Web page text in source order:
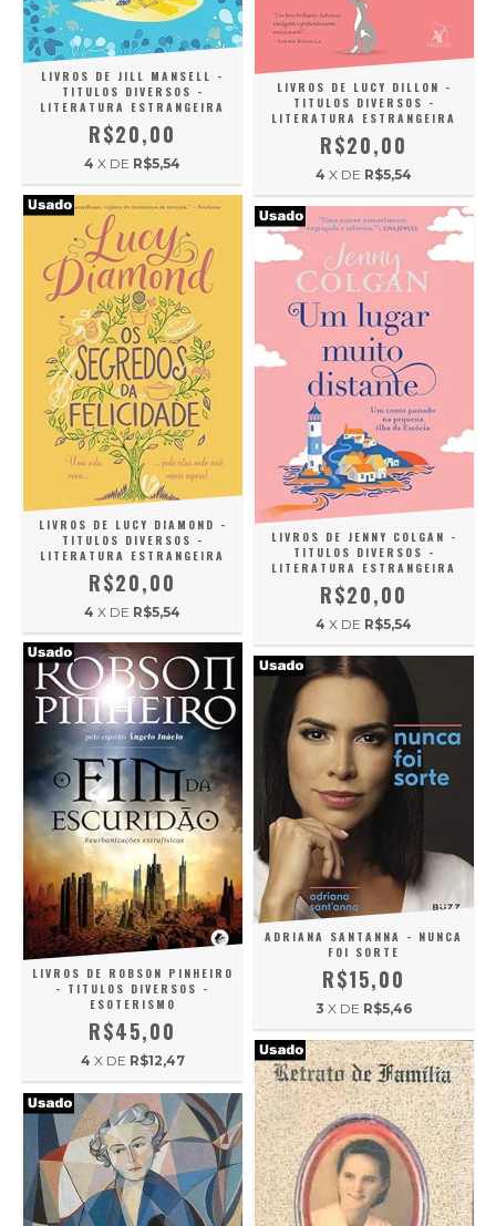
LIVROS DE JILL MANSELL -
TITULOS DIVERSOS -
LITERATURA ESTRANGEIRA
R$20,00
4 X DE R$5,54
LIVROS DE LUCY DILLON -
TITULOS DIVERSOS -
LITERATURA ESTRANGEIRA
R$20,00
4 X DE R$5,54
LIVROS DE LUCY DIAMOND -
TITULOS DIVERSOS -
LITERATURA ESTRANGEIRA
R$20,00
4 X DE R$5,54
LIVROS DE JENNY COLGAN -
TITULOS DIVERSOS -
LITERATURA ESTRANGEIRA
R$20,00
4 X DE R$5,54
LIVROS DE ROBSON PINHEIRO
- TITULOS DIVERSOS -
ESOTERISMO
R$45,00
4 X DE R$12,47
ADRIANA SANTANNA - NUNCA
FOI SORTE
R$15,00
3 X DE R$5,46